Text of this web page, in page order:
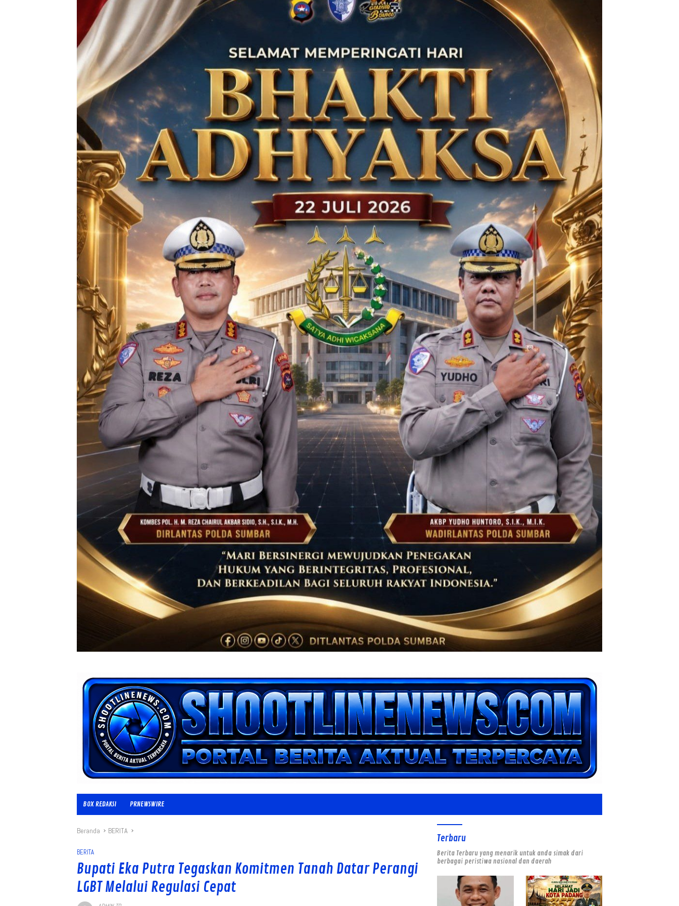
BOX REDAKSI PRNEWSWIRE
Beranda BERITA
BERITA
Bupati Eka Putra Tegaskan Komitmen Tanah Datar Perangi
LGBT Melalui Regulasi Cepat
Terbaru
Berita Terbaru yang menarik untuk anda simak dari
berbagai peristiwa nasional dan daerah